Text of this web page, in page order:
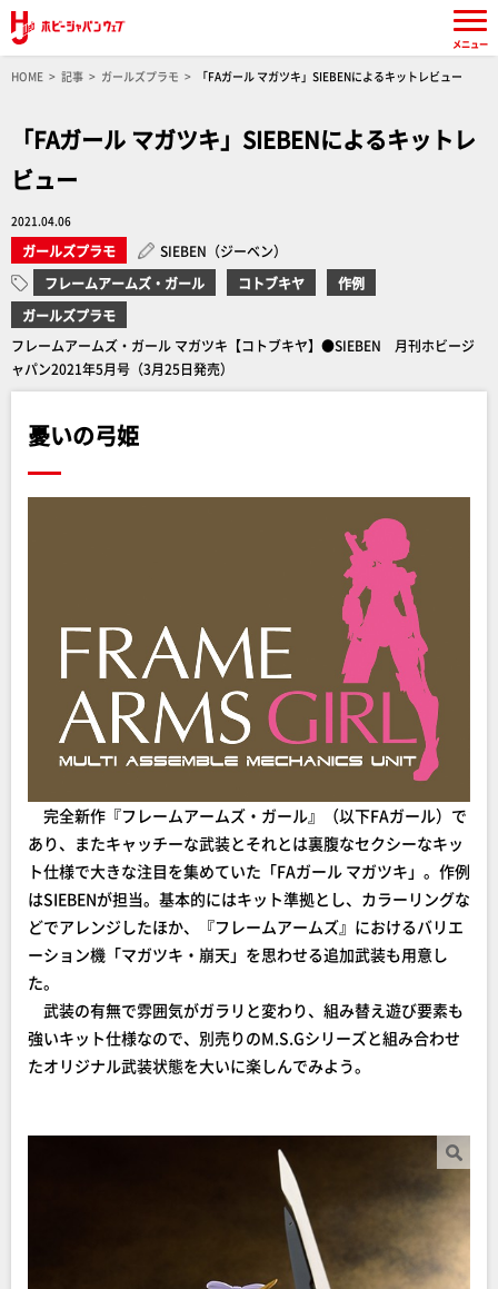
HOME 記事 ガールズプラモ 「FAガール マガツキ」SIEBENによるキットレビュー
「FAガール マガツキ」SIEBENによるキットレ
ビュー
2021.04.06
ガールズプラモ
SIEBEN（ジーベン）
フレームアームズ・ガール
コトブキヤ
作例
ガールズプラモ
フレームアームズ・ガール マガツキ【コトブキヤ】●SIEBEN 月刊ホビージ
ャパン2021年5月号（3月25日発売）
憂いの弓姫
完全新作『フレームアームズ・ガール』（以下FAガール）で
あり、またキャッチーな武装とそれとは裏腹なセクシーなキッ
ト仕様で大きな注目を集めていた「FAガール マガツキ」。作例
はSIEBENが担当。基本的にはキット準拠とし、カラーリングな
どでアレンジしたほか、『フレームアームズ』におけるバリエ
ーション機「マガツキ・崩天」を思わせる追加武装も用意し
た。
武装の有無で雰囲気がガラリと変わり、組み替え遊び要素も
強いキット仕様なので、別売りのM.S.Gシリーズと組み合わせ
たオリジナル武装状態を大いに楽しんでみよう。
メニュー